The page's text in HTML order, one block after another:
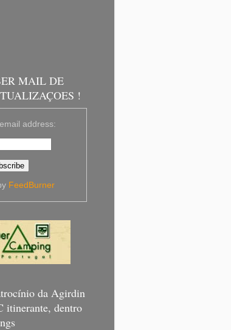
MAIL DE
!
address:
FeedBurner
da Agirdin
itinerante, dentro